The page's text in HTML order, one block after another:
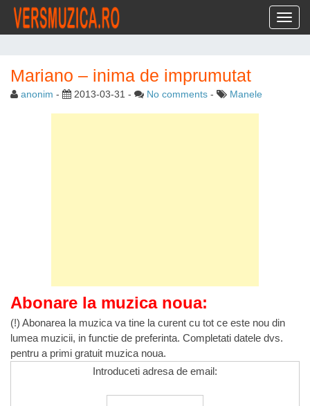
Mariano – inima de imprumutat
anonim - 2013-03-31 - No comments - Manele
Abonare la muzica noua:
(!) Abonarea la muzica va tine la curent cu tot ce este nou din
lumea muzicii, in functie de preferinta. Completati datele dvs.
pentru a primi gratuit muzica noua.
Introduceti adresa de email: